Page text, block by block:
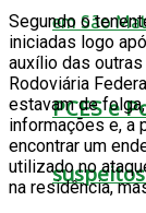
PCES e
Segundo o
iniciadas logo
auxílio das
Rodoviária
estavam de
informações e, a
encontrar um
utilizado no
na residência,